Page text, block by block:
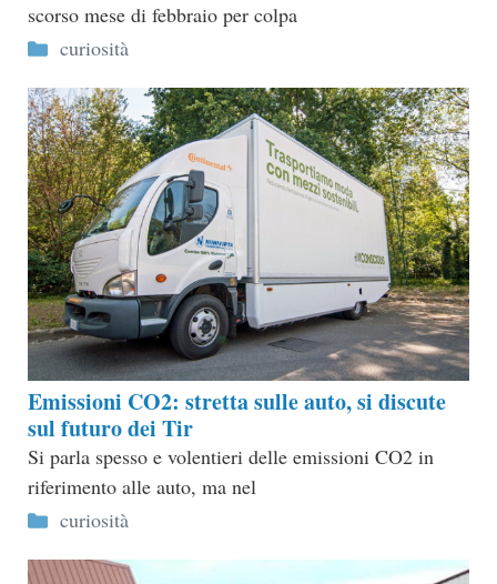
scorso mese di febbraio per colpa
Categorie
curiosità
Emissioni CO2: stretta sulle auto, si discute
sul futuro dei Tir
Si parla spesso e volentieri delle emissioni CO2 in
riferimento alle auto, ma nel
Categorie
curiosità